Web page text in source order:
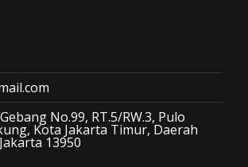
No.99, RT.5/RW.3, Pulo
Kota Jakarta Timur, Daerah
13950